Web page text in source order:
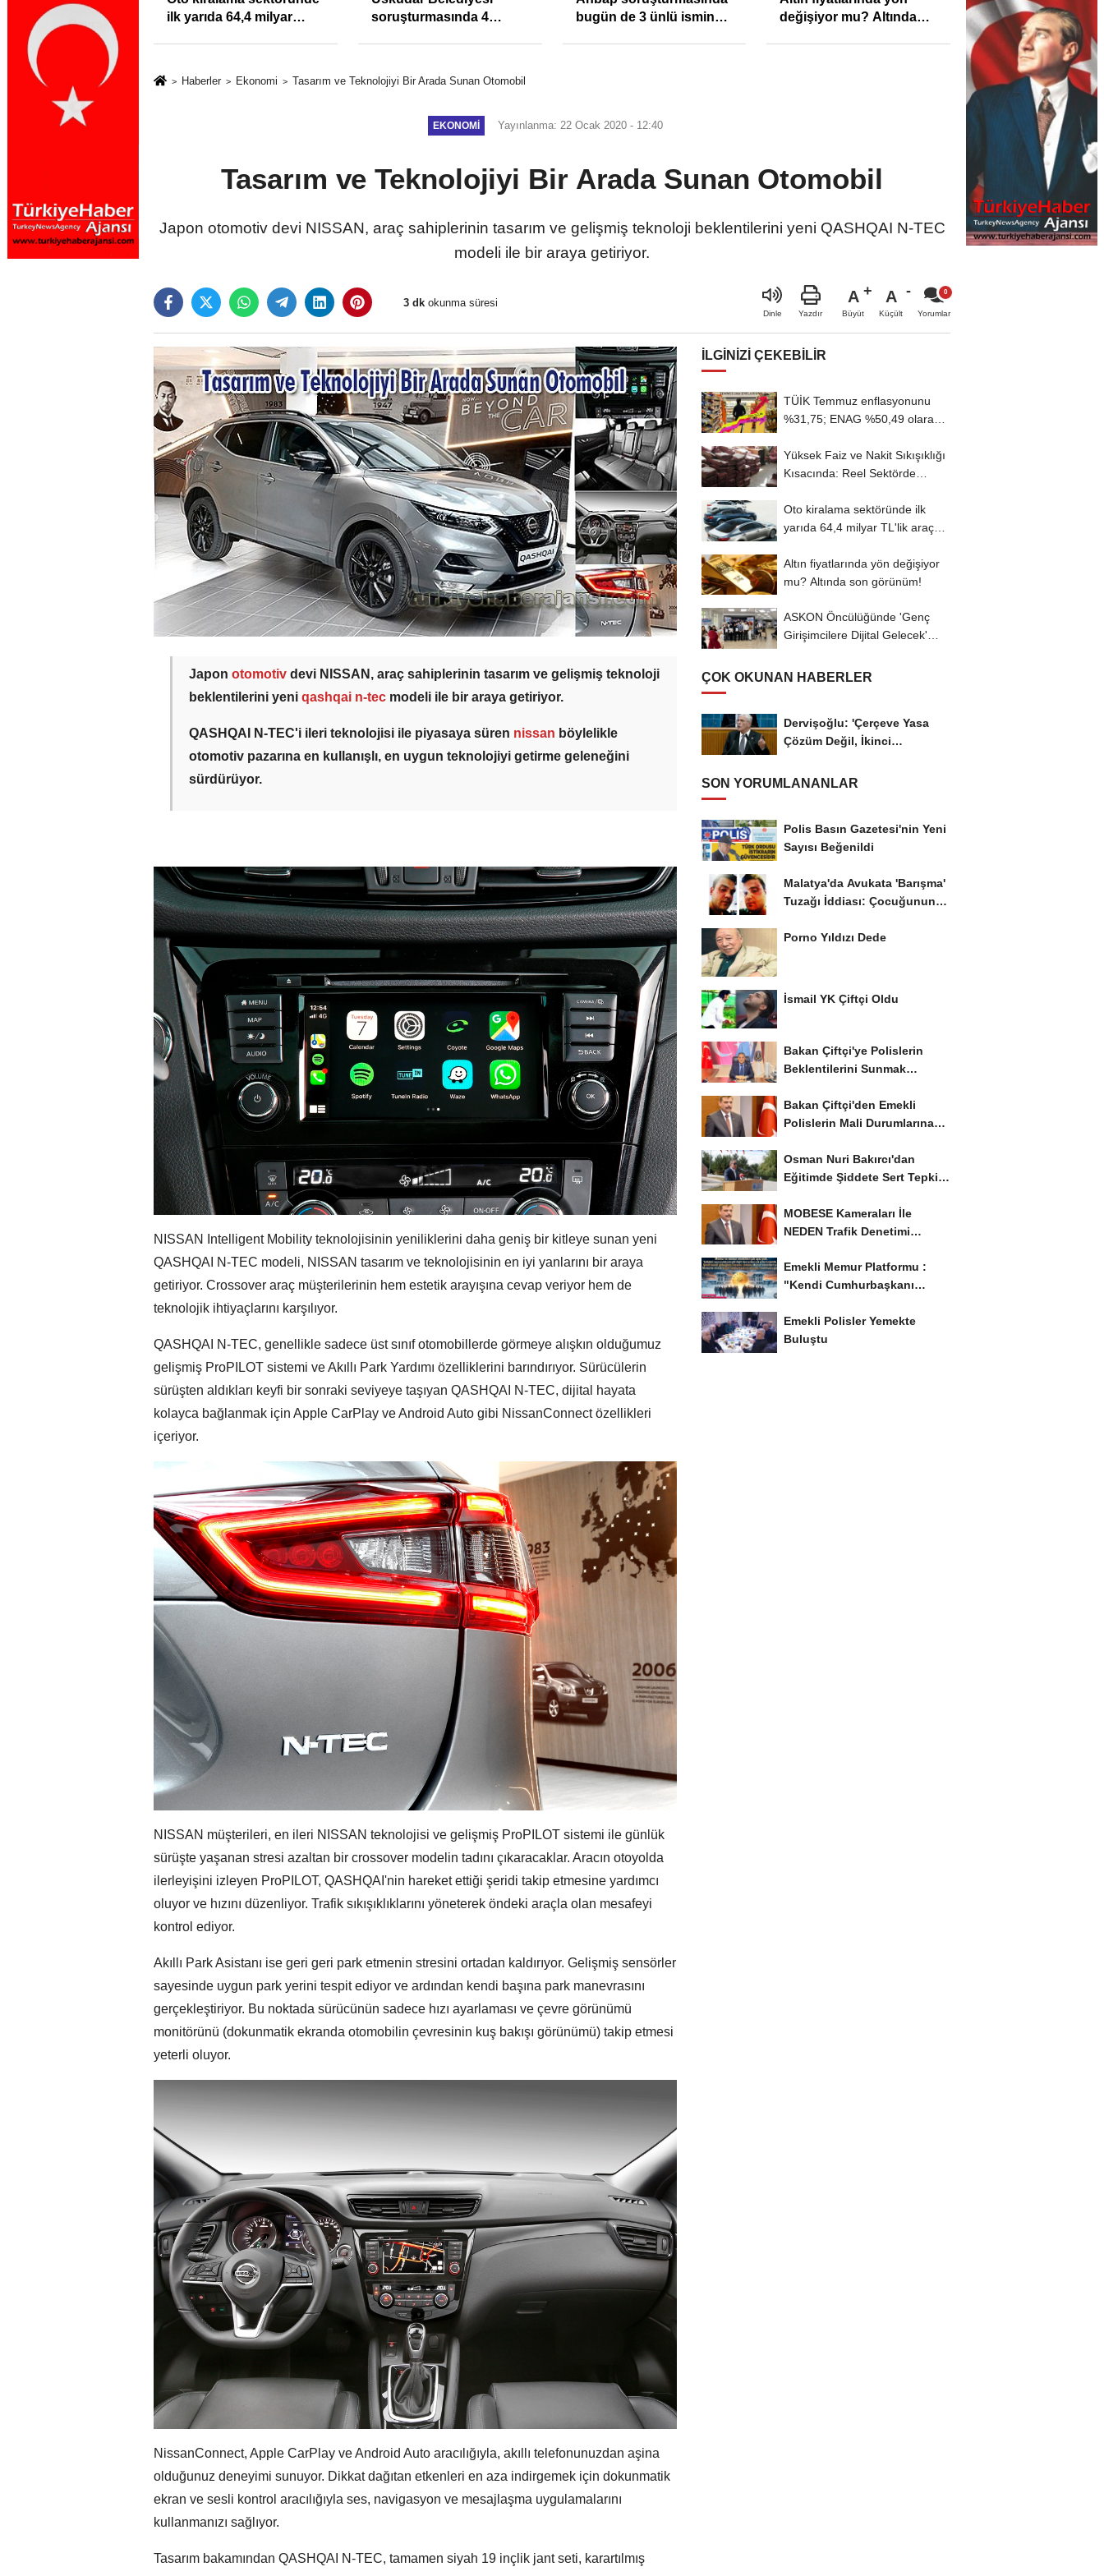
Kısacında:
Fırtınası
ilk yarıda 64,4 milyar
soruşturmasında 4
bugün de 3 ünlü ismin
değişiyor mu? Altında
Haberler Ekonomi Tasarım ve Teknolojiyi Bir Arada Sunan Otomobil
EKONOMI Yayınlanma: 22 Ocak 2020 - 12:40
Tasarım ve Teknolojiyi Bir Arada Sunan Otomobil
Japon otomotiv devi NISSAN, araç sahiplerinin tasarım ve gelişmiş teknoloji beklentilerini yeni QASHQAI N-TEC
modeli ile bir araya getiriyor.
3 dk okunma süresi
Dinle Yazdır
A
Büyüt
A
Küçült Yorumlar
Japon otomotiv devi NISSAN, araç sahiplerinin tasarım ve gelişmiş teknoloji
beklentilerini yeni qashqai n-tec modeli ile bir araya getiriyor.
QASHQAI N-TEC'i ileri teknolojisi ile piyasaya süren nissan böylelikle
otomotiv pazarına en kullanışlı, en uygun teknolojiyi getirme geleneğini
sürdürüyor.
NISSAN Intelligent Mobility teknolojisinin yeniliklerini daha geniş bir kitleye sunan yeni
QASHQAI N-TEC modeli, NISSAN tasarım ve teknolojisinin en iyi yanlarını bir araya
getiriyor. Crossover araç müşterilerinin hem estetik arayışına cevap veriyor hem de
teknolojik ihtiyaçlarını karşılıyor.
QASHQAI N-TEC, genellikle sadece üst sınıf otomobillerde görmeye alışkın olduğumuz
gelişmiş ProPILOT sistemi ve Akıllı Park Yardımı özelliklerini barındırıyor. Sürücülerin
sürüşten aldıkları keyfi bir sonraki seviyeye taşıyan QASHQAI N-TEC, dijital hayata
kolayca bağlanmak için Apple CarPlay ve Android Auto gibi NissanConnect özellikleri
içeriyor.
NISSAN müşterileri, en ileri NISSAN teknolojisi ve gelişmiş ProPILOT sistemi ile günlük
sürüşte yaşanan stresi azaltan bir crossover modelin tadını çıkaracaklar. Aracın otoyolda
ilerleyişini izleyen ProPILOT, QASHQAI'nin hareket ettiği şeridi takip etmesine yardımcı
oluyor ve hızını düzenliyor. Trafik sıkışıklıklarını yöneterek öndeki araçla olan mesafeyi
kontrol ediyor.
Akıllı Park Asistanı ise geri geri park etmenin stresini ortadan kaldırıyor. Gelişmiş sensörler
sayesinde uygun park yerini tespit ediyor ve ardından kendi başına park manevrasını
gerçekleştiriyor. Bu noktada sürücünün sadece hızı ayarlaması ve çevre görünümü
monitörünü (dokunmatik ekranda otomobilin çevresinin kuş bakışı görünümü) takip etmesi
yeterli oluyor.
NissanConnect, Apple CarPlay ve Android Auto aracılığıyla, akıllı telefonunuzdan aşina
olduğunuz deneyimi sunuyor. Dikkat dağıtan etkenleri en aza indirgemek için dokunmatik
ekran ve sesli kontrol aracılığıyla ses, navigasyon ve mesajlaşma uygulamalarını
kullanmanızı sağlıyor.
Tasarım bakamından QASHQAI N-TEC, tamamen siyah 19 inçlik jant seti, karartılmış
İLGINIZI ÇEKEBILIR
TÜİK Temmuz enflasyonunu
%31,75; ENAG %50,49 olarak
Yüksek Faiz ve Nakit Sıkışıklığı
Kısacında: Reel Sektörde
Oto kiralama sektöründe ilk
yarıda 64,4 milyar TL'lik araç
Altın fiyatlarında yön değişiyor
mu? Altında son görünüm!
ASKON Öncülüğünde 'Genç
Girişimcilere Dijital Gelecek'
ÇOK OKUNAN HABERLER
Dervişoğlu: 'Çerçeve Yasa
Çözüm Değil, İkinci
SON YORUMLANANLAR
Polis Basın Gazetesi'nin Yeni
Sayısı Beğenildi
Malatya'da Avukata 'Barışma'
Tuzağı İddiası: Çocuğunun
Porno Yıldızı Dede
İsmail YK Çiftçi Oldu
Bakan Çiftçi'ye Polislerin
Beklentilerini Sunmak
Bakan Çiftçi'den Emekli
Polislerin Mali Durumlarına
Osman Nuri Bakırcı'dan
Eğitimde Şiddete Sert Tepki:
MOBESE Kameraları İle
NEDEN Trafik Denetimi
Emekli Memur Platformu :
"Kendi Cumhurbaşkanı
Emekli Polisler Yemekte
Buluştu